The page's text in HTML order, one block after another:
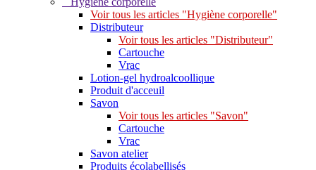
Voir tous les articles "Hygiène corporelle"
Distributeur
Voir tous les articles "Distributeur"
Cartouche
Vrac
Lotion-gel hydroalcoollique
Produit d'acceuil
Savon
Voir tous les articles "Savon"
Cartouche
Vrac
Savon atelier
Produits écolabellisés